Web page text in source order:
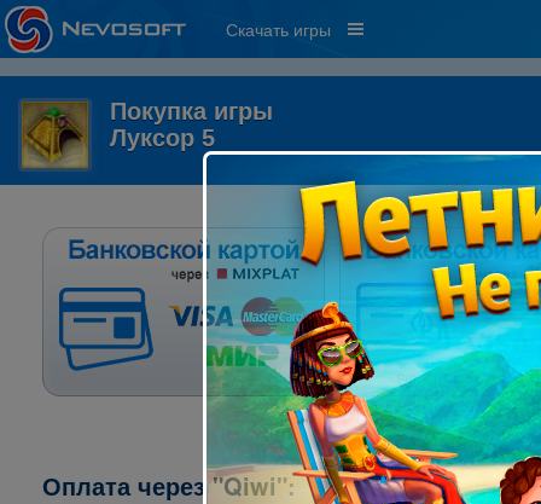
Скачать игры
Покупка игры
Луксор 5
Оплата через "Qiwi":